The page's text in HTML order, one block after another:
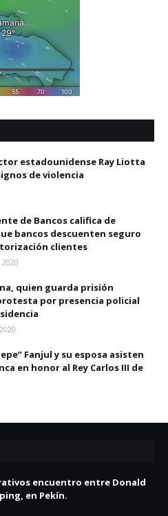
estadounidense Ray Liotta
de violencia
de Bancos califica de
bancos descuenten seguro
clientes
quien guarda prisión
por presencia policial
Fanjul y su esposa asisten
en honor al Rey Carlos III de
encuentro entre Donald
en Pekín.